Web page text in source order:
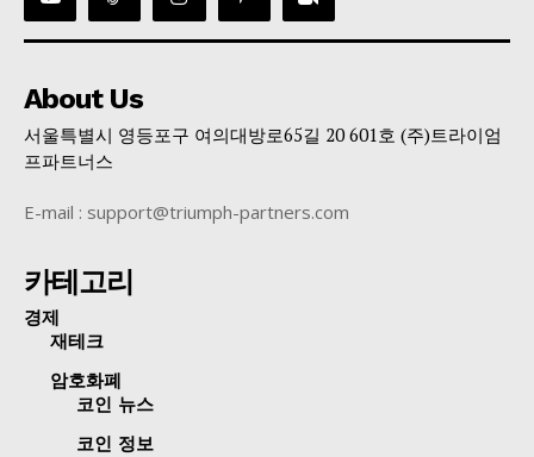
About Us
서울특별시 영등포구 여의대방로65길 20 601호 (주)트라이엄
프파트너스
E-mail : support@triumph-partners.com
카테고리
경제
재테크
암호화폐
코인 뉴스
코인 정보